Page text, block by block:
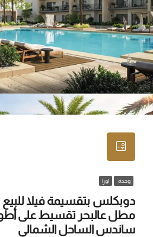
وحدة اورا
مطل عالبحر تقسيط على
ساندس الساحل الشمالي